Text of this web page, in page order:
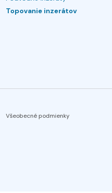
Topovanie inzerátov
Všeobecné podmienky